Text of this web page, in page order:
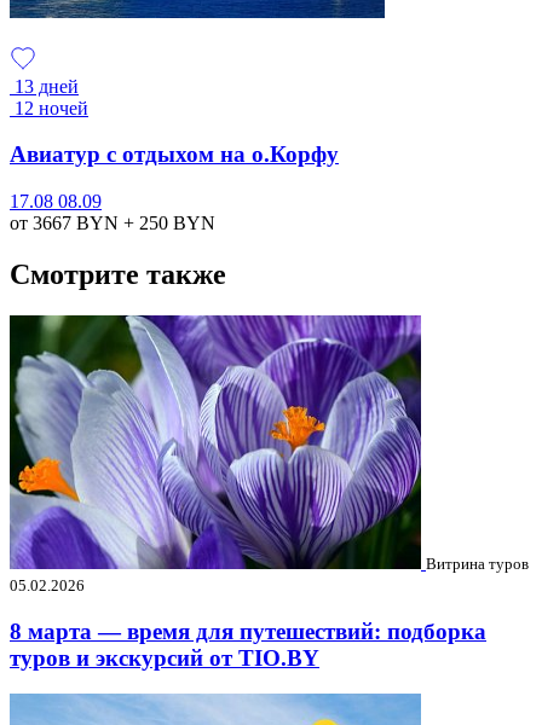
13 дней
12 ночей
Авиатур с отдыхом на о.Корфу
17.08 08.09
от 3667 BYN + 250 BYN
Смотрите также
Витрина туров
05.02.2026
8 марта — время для путешествий: подборка
туров и экскурсий от TIO.BY